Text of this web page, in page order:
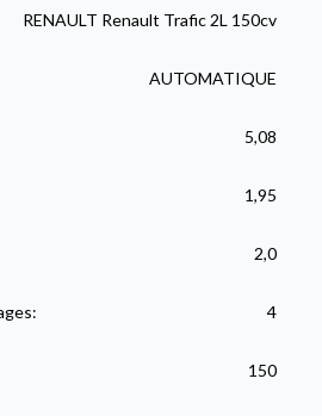
RENAULT Renault Trafic 2L 150cv
AUTOMATIQUE
5,08
1,95
2,0
4
150